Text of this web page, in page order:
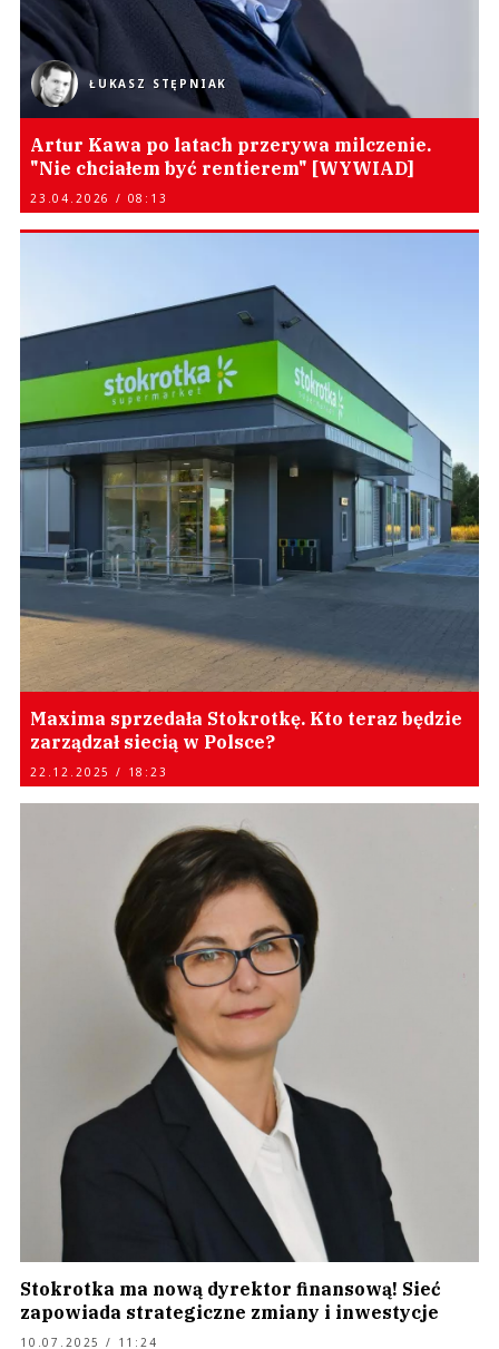
ŁUKASZ STĘPNIAK
Artur Kawa po latach przerywa milczenie.
"Nie chciałem być rentierem" [WYWIAD]
23.04.2026 / 08:13
Maxima sprzedała Stokrotkę. Kto teraz będzie
zarządzał siecią w Polsce?
22.12.2025 / 18:23
Stokrotka ma nową dyrektor finansową! Sieć
zapowiada strategiczne zmiany i inwestycje
10.07.2025 / 11:24